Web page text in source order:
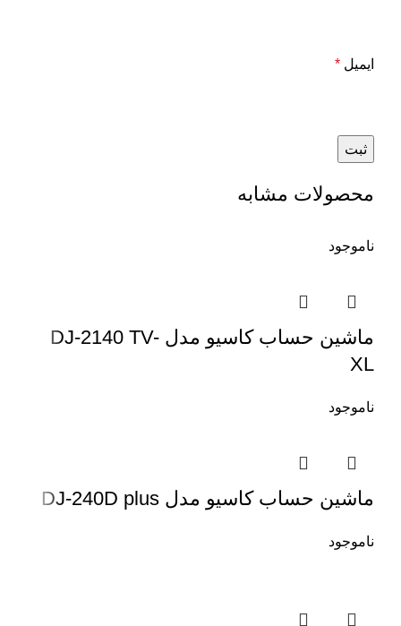
ایمیل *
محصولات مشابه
ناموجود
ماشین حساب کاسیو مدل DJ-2140 TV-
XL
ناموجود
ماشین حساب کاسیو مدل DJ-240D plus
ناموجود